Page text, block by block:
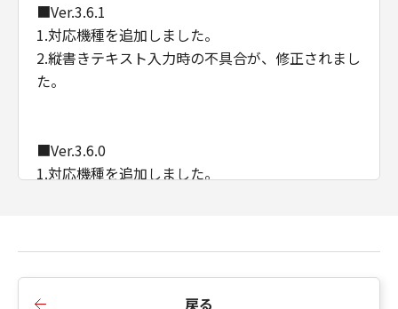
■Ver.3.6.1
1.対応機種を追加しました。
2.縦書きテキスト入力時の不具合が、修正されまし
た。
■Ver.3.6.0
1.対応機種を追加しました。
戻る